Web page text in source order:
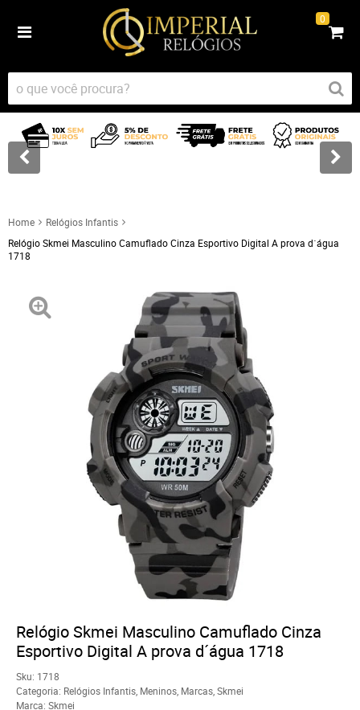
0
Home
Relógios Infantis
Relógio Skmei Masculino Camuflado Cinza Esportivo Digital A prova d´água
1718
Relógio Skmei Masculino Camuflado Cinza
Esportivo Digital A prova d´água 1718
Sku: 1718
Categoria: Relógios Infantis Meninos Marcas Skmei
Marca: Skmei